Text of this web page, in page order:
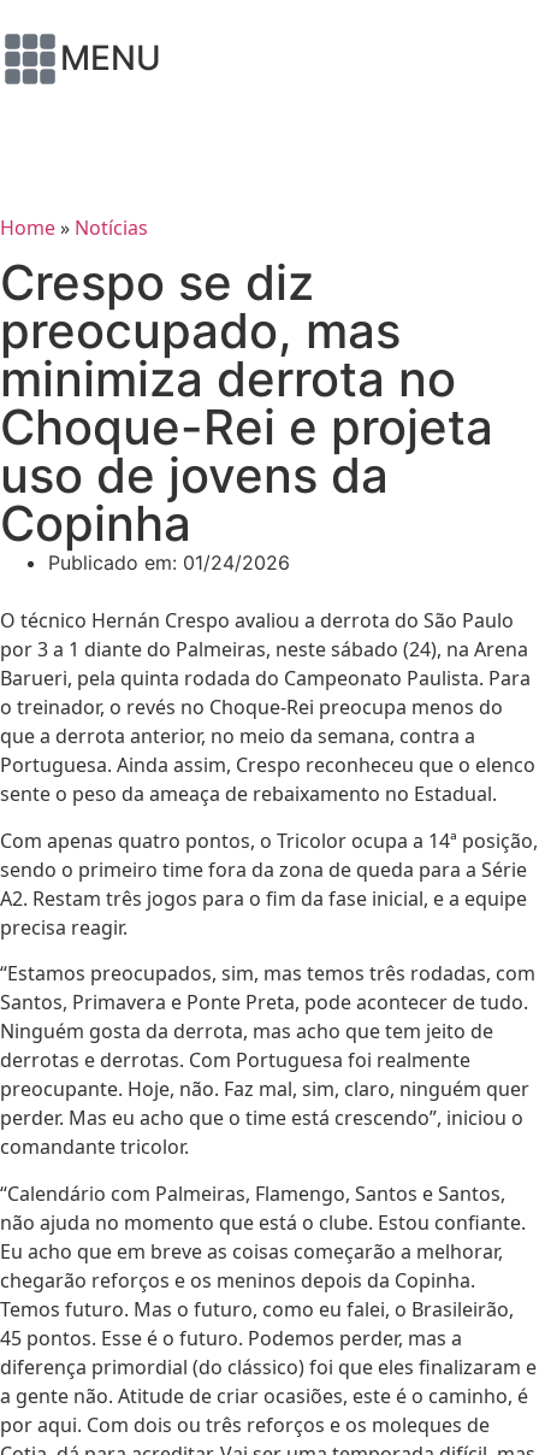
MENU
Home» Notícias
Crespo se diz
preocupado, mas
minimiza derrota no
Choque-Rei e projeta
uso de jovens da
Copinha
Publicado em: 01/24/2026
O técnico Hernán Crespo avaliou a derrota do São Paulo
por 3 a 1 diante do Palmeiras, neste sábado (24), na Arena
Barueri, pela quinta rodada do Campeonato Paulista. Para
o treinador, o revés no Choque-Rei preocupa menos do
que a derrota anterior, no meio da semana, contra a
Portuguesa. Ainda assim, Crespo reconheceu que o elenco
sente o peso da ameaça de rebaixamento no Estadual.
Com apenas quatro pontos, o Tricolor ocupa a 14ª posição,
sendo o primeiro time fora da zona de queda para a Série
A2. Restam três jogos para o fim da fase inicial, e a equipe
precisa reagir.
“Estamos preocupados, sim, mas temos três rodadas, com
Santos, Primavera e Ponte Preta, pode acontecer de tudo.
Ninguém gosta da derrota, mas acho que tem jeito de
derrotas e derrotas. Com Portuguesa foi realmente
preocupante. Hoje, não. Faz mal, sim, claro, ninguém quer
perder. Mas eu acho que o time está crescendo”, iniciou o
comandante tricolor.
“Calendário com Palmeiras, Flamengo, Santos e Santos,
não ajuda no momento que está o clube. Estou confiante.
Eu acho que em breve as coisas começarão a melhorar,
chegarão reforços e os meninos depois da Copinha.
Temos futuro. Mas o futuro, como eu falei, o Brasileirão,
45 pontos. Esse é o futuro. Podemos perder, mas a
diferença primordial (do clássico) foi que eles finalizaram e
a gente não. Atitude de criar ocasiões, este é o caminho, é
por aqui. Com dois ou três reforços e os moleques de